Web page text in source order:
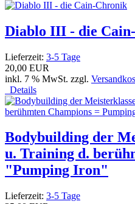
Diablo III - die
Lieferzeit: 3-5 Tage
20,00 EUR
inkl. 7 % MwSt. zzgl.
Details
Bodybuilding der
u. Training d.
"Pumping Iron"
Lieferzeit: 3-5 Tage